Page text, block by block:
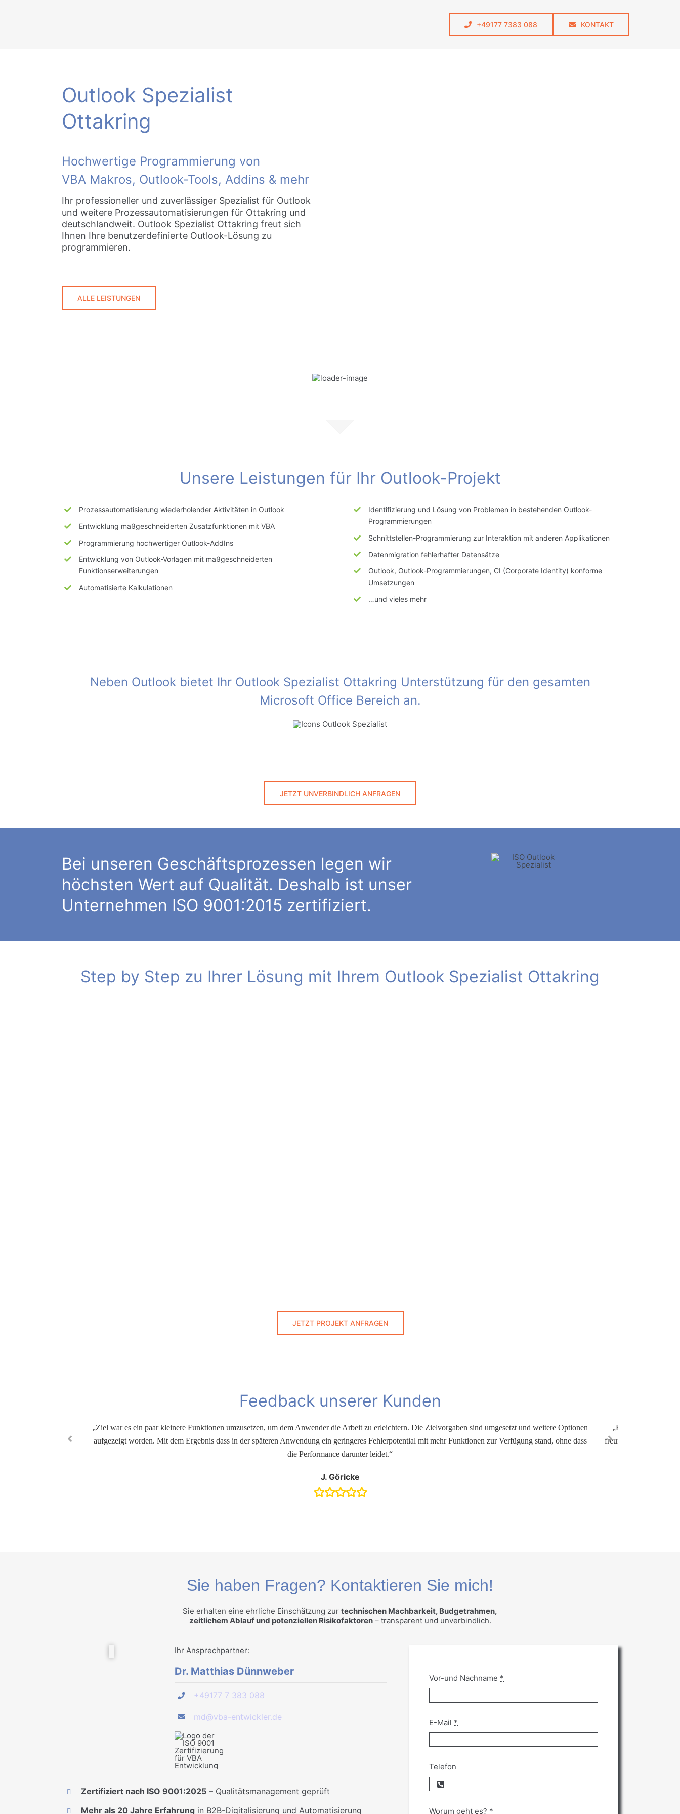
+49177 7383 088 KONTAKT
Outlook Spezialist
Ottakring
Hochwertige Programmierung von
VBA Makros, Outlook-Tools, Addins & mehr
Ihr professioneller und zuverlässiger Spezialist für Outlook
und weitere Prozessautomatisierungen für Ottakring und
deutschlandweit. Outlook Spezialist Ottakring freut sich
Ihnen Ihre benutzerdefinierte Outlook-Lösung zu
programmieren.
ALLE LEISTUNGEN
Unsere Leistungen für Ihr Outlook-Projekt
Prozessautomatisierung wiederholender Aktivitäten in Outlook
Entwicklung maßgeschneiderten Zusatzfunktionen mit VBA
Programmierung hochwertigerOutlook-AddIns
Entwicklung von Outlook-Vorlagen mit maßgeschneiderten
Funktionserweiterungen
Automatisierte Kalkulationen
Identifizierung und Lösung von Problemen in bestehenden Outlook-
Programmierungen
Schnittstellen-Programmierung zur Interaktion mit anderen Applikationen
Datenmigration fehlerhafter Datensätze
Outlook, Outlook-Programmierungen, CI (Corporate Identity) konforme
Umsetzungen
…und vieles mehr
Neben Outlook bietet Ihr Outlook Spezialist Ottakring Unterstützung für den gesamten
Microsoft Office Bereich an.
JETZT UNVERBINDLICH ANFRAGEN
Bei unseren Geschäftsprozessen legen wir
höchsten Wert auf Qualität. Deshalb ist unser
Unternehmen ISO 9001:2015 zertifiziert.
Step by Step zu Ihrer Lösung mit Ihrem Outlook Spezialist Ottakring
JETZT PROJEKT ANFRAGEN
Feedback unserer Kunden
„Ziel war es ein paar kleinere Funktionen umzusetzen, um dem Anwender die Arbeit zu erleichtern. Die Zielvorgaben sind umgesetzt und weitere Optionen
aufgezeigt worden. Mit dem Ergebnis dass in der späteren Anwendung ein geringeres Fehlerpotential mit mehr Funktionen zur Verfügung stand, ohne dass
die Performance darunter leidet.“
J. Göricke
„Hallo zusammen,
freundliche,
Sie haben Fragen? Kontaktieren Sie mich!
Sie erhalten eine ehrliche Einschätzung zur technischen Machbarkeit, Budgetrahmen,
zeitlichem Ablauf und potenziellen Risikofaktoren– transparent und unverbindlich.
Ihr Ansprechpartner:
Dr. Matthias Dünnweber
+49177 7 383 088
md@vba-entwickler.de
Zertifiziert nach ISO 9001:2025 – Qualitätsmanagement geprüft
Mehr als 20 Jahre Erfahrung in B2B-Digitalisierung und Automatisierung
Vor-und Nachname *
E-Mail *
Telefon
Worum geht es? *